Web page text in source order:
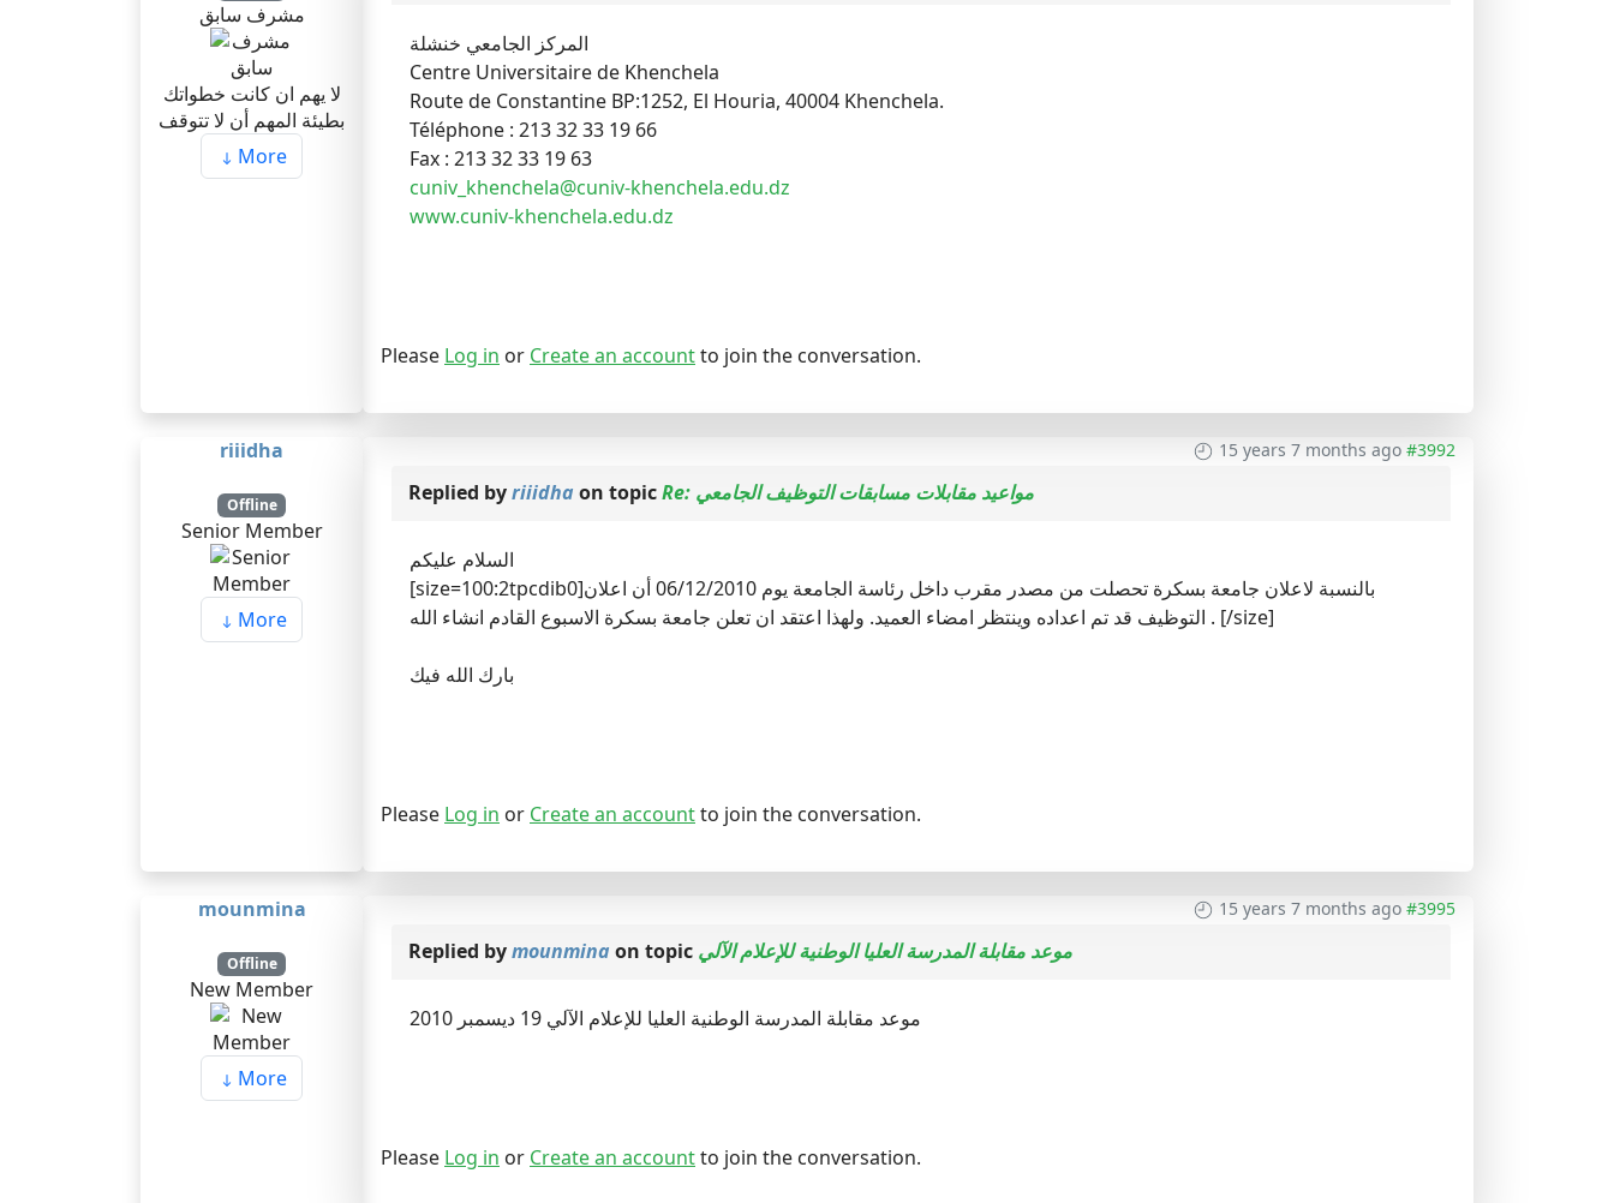
مشرف سابق
لا يهم ان كانت خطواتك
بطيئة المهم أن لا تتوقف
More
المركز الجامعي خنشلة
Centre Universitaire de Khenchela
Route de Constantine BP:1252, El Houria, 40004 Khenchela.
Téléphone : 213 32 33 19 66
Fax : 213 32 33 19 63
cuniv_khenchela@cuniv-khenchela.edu.dz
www.cuniv-khenchela.edu.dz
Please Log in or Create an accountto join the conversation.
riiidha
Offline
Senior Member
More
15 years 7 months ago #3992
Replied byriiidha on topic Re: مواعيد مقابلات مسابقات التوظيف الجامعي
السلام عليكم
[size=100:2tpcdib0]بالنسبة لاعلان جامعة بسكرة تحصلت من مصدر مقرب داخل رئاسة الجامعة يوم 06/12/2010 أن اعلان
التوظيف قد تم اعداده وينتظر امضاء العميد. ولهذا اعتقد ان تعلن جامعة بسكرة الاسبوع القادم انشاء الله . [/size]
بارك الله فيك
Please Log in or Create an accountto join the conversation.
mounmina
Offline
New Member
More
15 years 7 months ago #3995
Replied bymounmina on topic موعد مقابلة المدرسة العليا الوطنية للإعلام الآلي
موعد مقابلة المدرسة الوطنية العليا للإعلام الآلي 19 ديسمبر 2010
Please Log in or Create an accountto join the conversation.